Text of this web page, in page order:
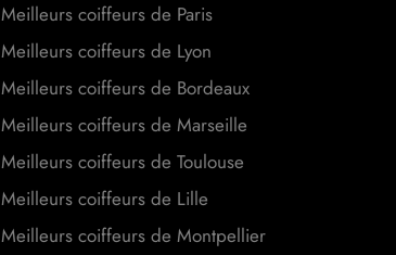
Meilleurs coiffeurs de Paris
Meilleurs coiffeurs de Lyon
Meilleurs coiffeurs de Bordeaux
Meilleurs coiffeurs de Marseille
Meilleurs coiffeurs de Toulouse
Meilleurs coiffeurs de Lille
Meilleurs coiffeurs de Montpellier